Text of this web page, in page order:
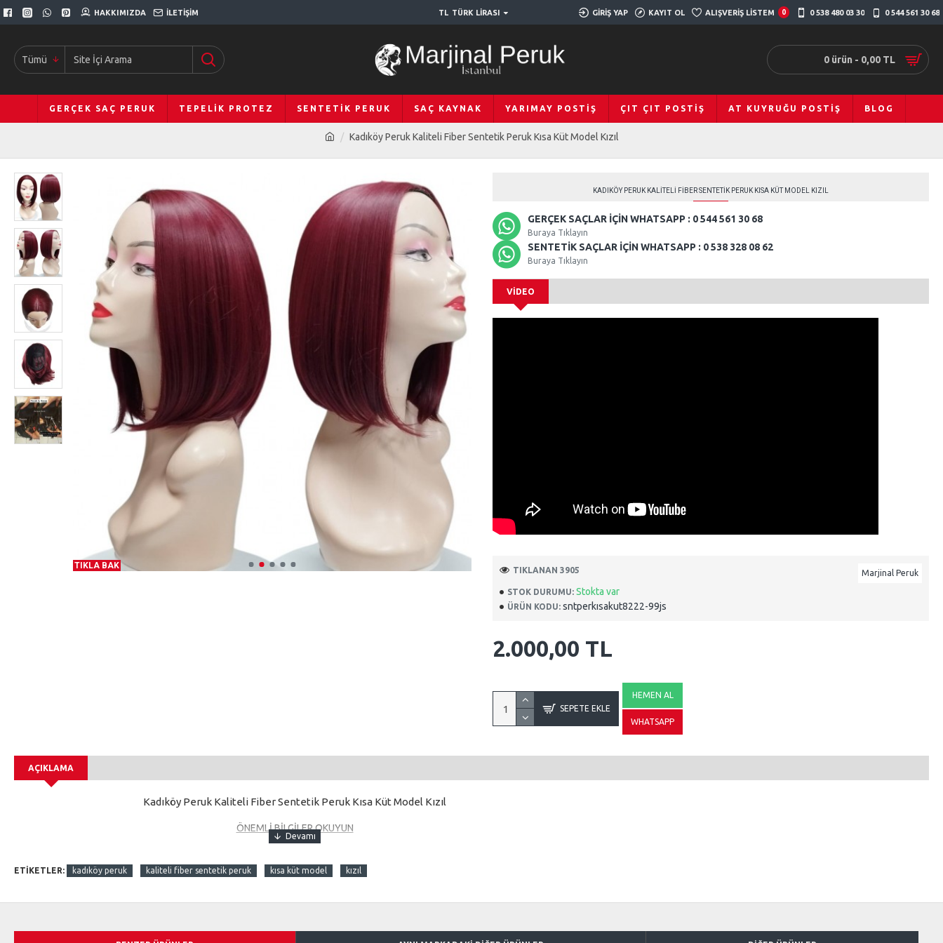
HAKKIMIZDA İLETIŞIM TL TÜRK LIRASI GIRIŞ YAP KAYIT OL ALIŞVERIŞ LISTEM 0 0 538 480 03 30 0 544 561 30 68
Tümü 0 ürün - 0,00 TL
GERÇEK SAÇ PERUK TEPELIK PROTEZ SENTETIK PERUK SAÇ KAYNAK YARIMAY POSTIŞ ÇIT ÇIT POSTIŞ AT KUYRUĞU POSTIŞ BLOG
Kadıköy Peruk Kaliteli Fiber Sentetik Peruk Kısa Küt Model Kızıl
TIKLA BAK
KADIKÖY PERUK KALITELI FIBER SENTETIK PERUK KISA KÜT MODEL KIZIL
GERÇEK SAÇLAR İÇIN WHATSAPP : 0 544 561 30 68
Buraya Tıklayın
SENTETIK SAÇLAR İÇIN WHATSAPP : 0 538 328 08 62
Buraya Tıklayın
VIDEO
STOK DURUMU: Stokta var
ÜRÜN KODU: sntperkısakut8222-99js
Marjinal Peruk
TIKLANAN 3905
2.000,00 TL
SEPETE EKLE
HEMEN AL
WHATSAPP
AÇIKLAMA
Kadıköy Peruk Kaliteli Fiber Sentetik Peruk Kısa Küt Model Kızıl
ÖNEMLİ BİLGİLER OKUYUN
sentetik saçlara farklı yapıldığından, kendi bildiğiniz doğrultuda yapmaya çalışırsanız maşa tutmayacaktır. İşte bu
2. Kuaförler sentetik saçlara fön ve maşa işlemini yapmasını bilmezler.
ETIKETLER: kadıköy peruk kaliteli fiber sentetik peruk kısa küt model kızıl